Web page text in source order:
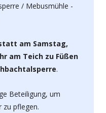
/ Mebusmühle -
am Samstag,
am Teich zu Füßen
.
Beteiligung, um
zu pflegen.